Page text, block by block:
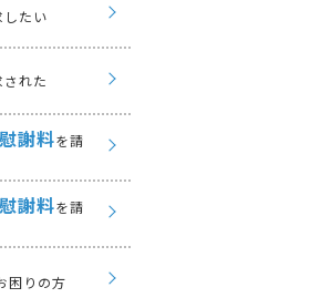
したい
された
謝料を請
謝料を請
困りの方